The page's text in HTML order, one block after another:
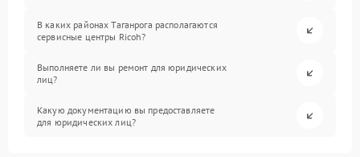
В каких районах Таганрога располагаются
сервисные центры Ricoh?
Выполняете ли вы ремонт для юридических
лиц?
Какую документацию вы предоставляете
для юридических лиц?